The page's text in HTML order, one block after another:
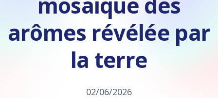
arômes révélée par
la terre
02/06/2026